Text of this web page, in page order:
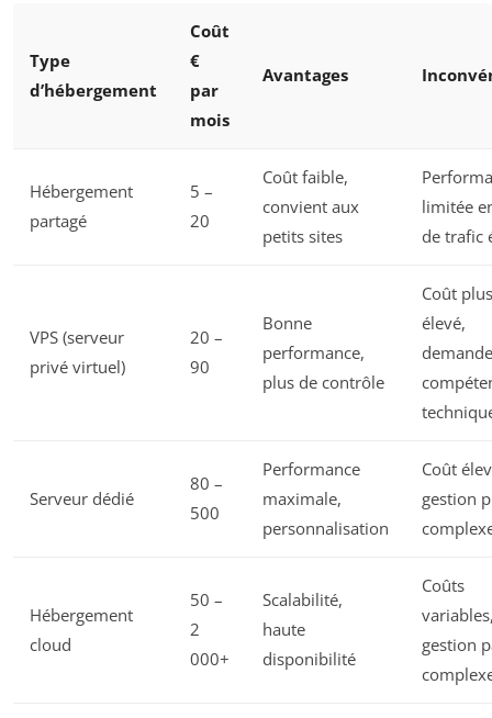
Type
d’hébergement
Coût
€
par
mois
Avantages
Hébergement
partagé
5 –
20
Coût faible,
convient aux
petits sites
limitée
de trafic
VPS (serveur
privé virtuel)
20 –
90
Bonne
performance,
plus de contrôle
Coût plus
élevé,
Serveur dédié
80 –
500
Performance
maximale,
personnalisation
Coût
gestion
Hébergement
cloud
50 –
2
000+
Scalabilité,
haute
disponibilité
Coûts
gestion